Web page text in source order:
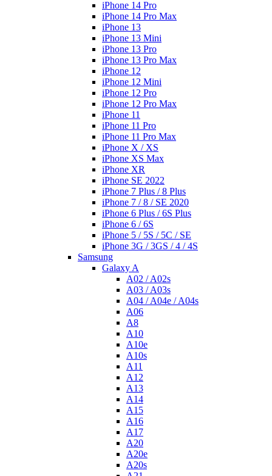
iPhone 14 Pro
iPhone 14 Pro Max
iPhone 13
iPhone 13 Mini
iPhone 13 Pro
iPhone 13 Pro Max
iPhone 12
iPhone 12 Mini
iPhone 12 Pro
iPhone 12 Pro Max
iPhone 11
iPhone 11 Pro
iPhone 11 Pro Max
iPhone X / XS
iPhone XS Max
iPhone XR
iPhone SE 2022
iPhone 7 Plus / 8 Plus
iPhone 7 / 8 / SE 2020
iPhone 6 Plus / 6S Plus
iPhone 6 / 6S
iPhone 5 / 5S / 5C / SE
iPhone 3G / 3GS / 4 / 4S
Samsung
Galaxy A
A02 / A02s
A03 / A03s
A04 / A04e / A04s
A06
A8
A10
A10e
A10s
A11
A12
A13
A14
A15
A16
A17
A20
A20e
A20s